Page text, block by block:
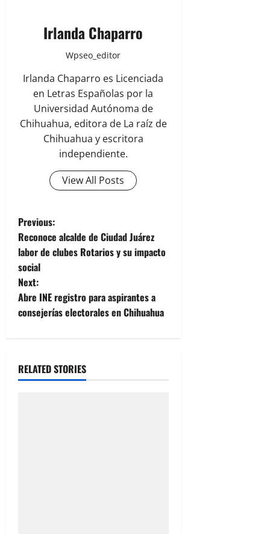
Irlanda Chaparro
Wpseo_editor
Irlanda Chaparro es Licenciada
en Letras Españolas por la
Universidad Autónoma de
Chihuahua, editora de La raíz de
Chihuahua y escritora
independiente.
View All Posts
P
o
s
t
v
Previous:
Reconoce alcalde de Ciudad Juárez
labor de clubes Rotarios y su impacto
social
Next:
Abre INE registro para aspirantes a
consejerías electorales en Chihuahua
RELATED STORIES